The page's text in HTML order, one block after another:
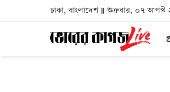
ঢাকা, বাংলাদেশ শুক্রবার, ০৭ আগস্ট